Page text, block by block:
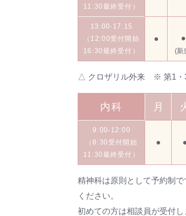
11:30最終受付）
13:00-17:15
（12:00受付開始
16:30最終受付）
● ●
(新
△ クロザリル外来 ※ 第1・
内科 月
9:00-12:00
（8:30受付開始
11:30最終受付）
●
精神科は原則として予約制
ください。
初めての方は相談員が受付